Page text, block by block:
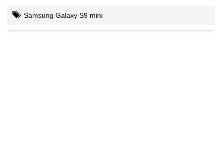
Samsung Galaxy S9 mini